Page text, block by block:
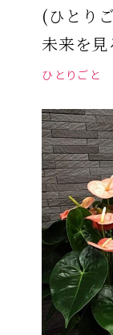
(ひとり
未来を見
ひとりごと